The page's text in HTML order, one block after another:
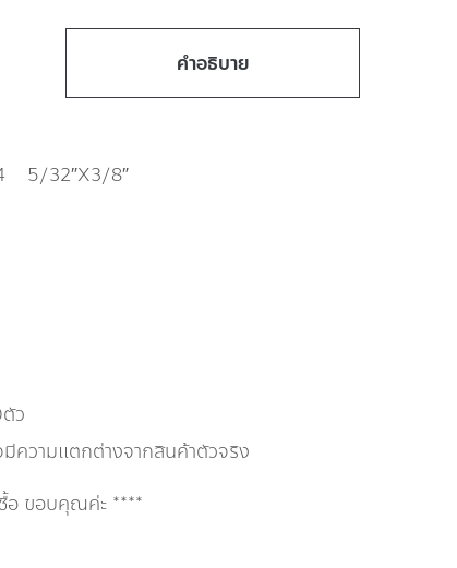
คำอธิบาย
4 5/32″X3/8″
ว
ความแตกต่างจากสินค้าตัวจริง
อ ขอบคุณค่ะ ****